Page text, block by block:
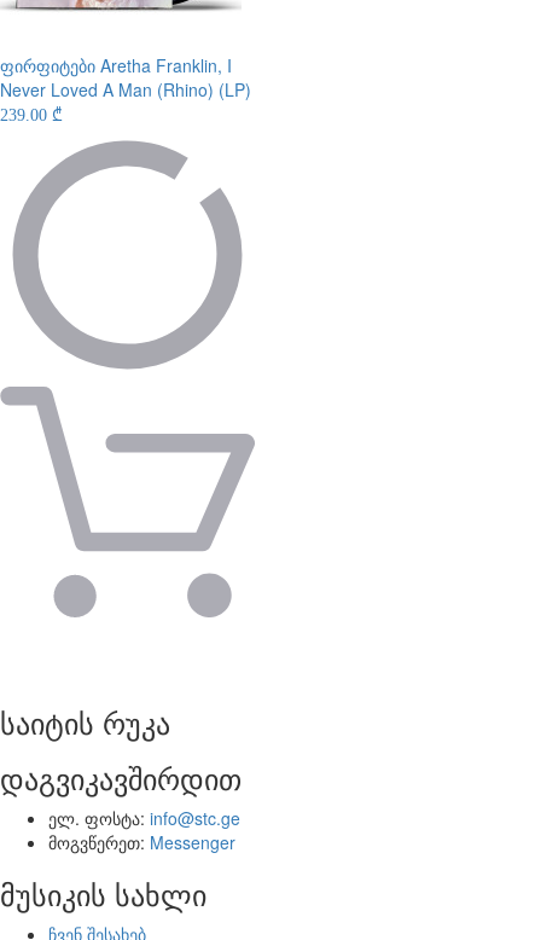
ფირფიტები Aretha Franklin, I
Never Loved A Man (Rhino) (LP)
239.00 ₾
საიტის რუკა
დაგვიკავშირდით
ელ. ფოსტა: info@stc.ge
მოგვწერეთ: Messenger
მუსიკის სახლი
ჩვენ შესახებ